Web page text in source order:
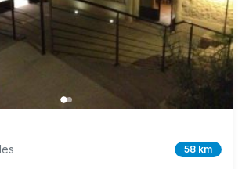
58 km